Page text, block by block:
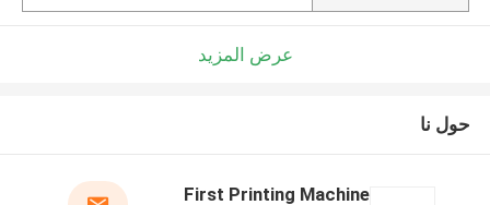
عرض المزيد
حول نا
First Printing Machine